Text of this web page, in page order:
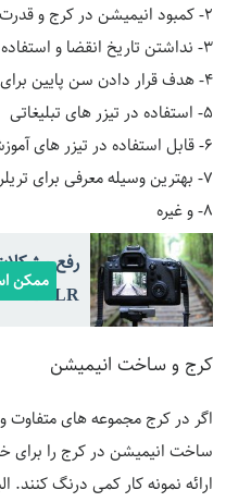
۲- کمبود انیمیشن در کرج و قدرت نمایی
۳- نداشتن تاریخ انقضا و استفاده مادام العمر
۴- هدف قرار دادن سن پایین برای فروش در سالهای آتی
۵- استفاده در تیزر های تبلیغاتی
۶- قابل استفاده در تیزر های آموزشی و فرهنگی
۷- بهترین وسیله معرفی برای تریلر گیم ها و بازی ها
۸- و غیره
رفع
DSLRممکن
کرج و ساخت انیمیشن
اگر در کرج مجموعه های متفاوت
ساخت انیمیشن در کرج را برای
ارائه نمونه کار کمی درنگ کنند.